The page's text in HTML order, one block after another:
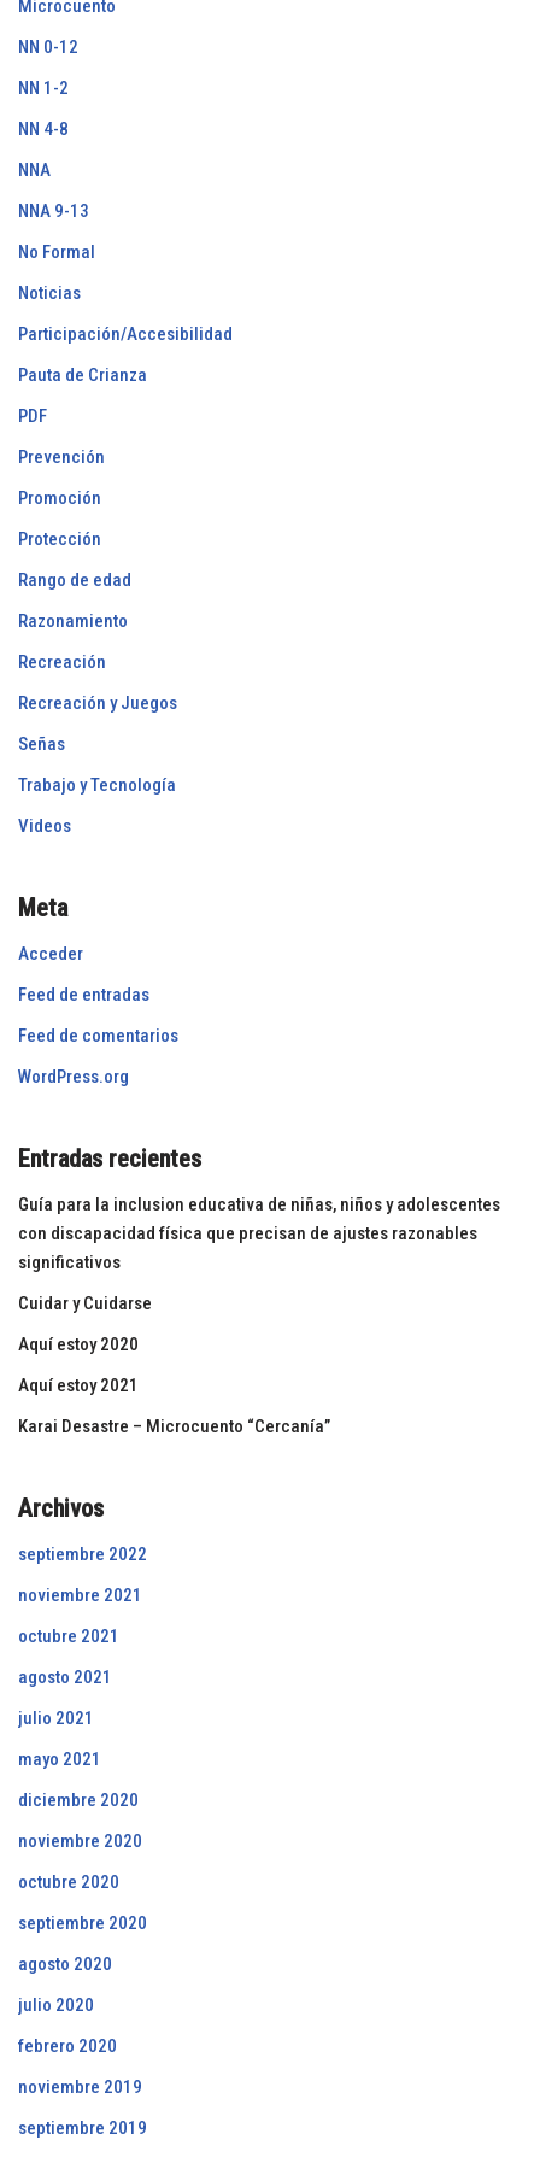
Microcuento
NN 0-12
NN 1-2
NN 4-8
NNA
NNA 9-13
No Formal
Noticias
Participación/Accesibilidad
Pauta de Crianza
PDF
Prevención
Promoción
Protección
Rango de edad
Razonamiento
Recreación
Recreación y Juegos
Señas
Trabajo y Tecnología
Videos
Meta
Acceder
Feed de entradas
Feed de comentarios
WordPress.org
Entradas recientes
Guía para la inclusion educativa de niñas, niños y adolescentes
con discapacidad física que precisan de ajustes razonables
significativos
Cuidar y Cuidarse
Aquí estoy 2020
Aquí estoy 2021
Karai Desastre – Microcuento “Cercanía”
Archivos
septiembre 2022
noviembre 2021
octubre 2021
agosto 2021
julio 2021
mayo 2021
diciembre 2020
noviembre 2020
octubre 2020
septiembre 2020
agosto 2020
julio 2020
febrero 2020
noviembre 2019
septiembre 2019